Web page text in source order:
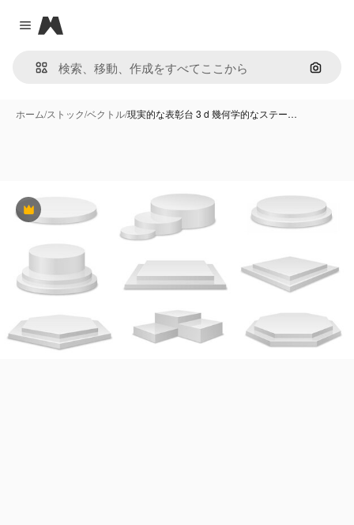
Close menu
Magnific
画像で
ホーム/ストック/ベクトル/現実的な表彰台 3 d 幾何学的なステー…
Premium